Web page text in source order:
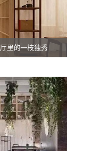
里的一枝独秀